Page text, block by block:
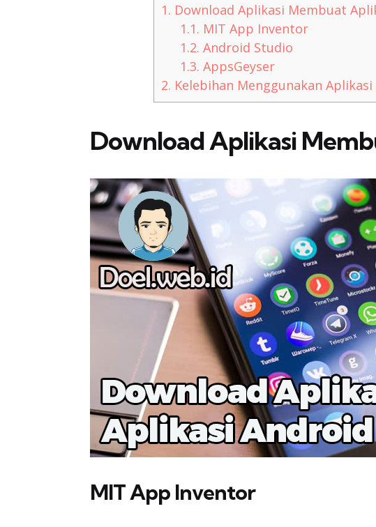
1. Download Aplikasi Membuat
1.1. MIT App Inventor
1.2. Android Studio
1.3. AppsGeyser
2. Kelebihan Menggunakan
Download Aplikasi
MIT App Inventor